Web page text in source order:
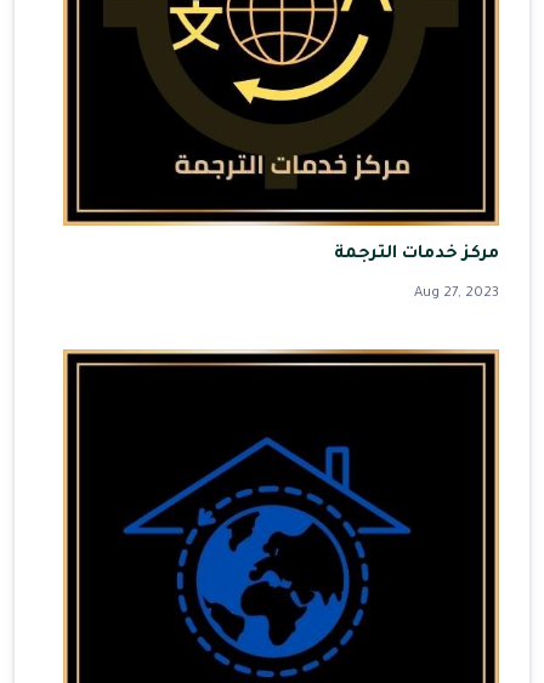
مركز خدمات الترجمة
Aug 27, 2023